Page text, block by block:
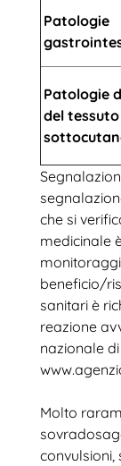
Patologie
Patologie
del tessuto
che si
medicinale
beneficio/
sanitari è
reazione
nazionale
Molto